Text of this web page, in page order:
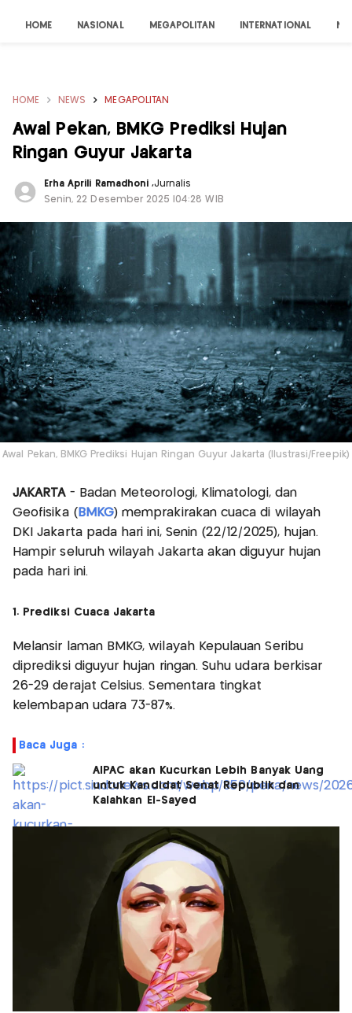
HOME NASIONAL MEGAPOLITAN INTERNATIONAL
HOME NEWS MEGAPOLITAN
Awal Pekan, BMKG Prediksi Hujan
Ringan Guyur Jakarta
Erha Aprili Ramadhoni,Jurnalis
Senin, 22 Desember 2025 |04:28 WIB
Awal Pekan, BMKG Prediksi Hujan Ringan Guyur Jakarta (Ilustrasi/Freepik)
JAKARTA- Badan Meteorologi, Klimatologi, dan
Geofisika ( BMKG) memprakirakan cuaca di wilayah
DKI Jakarta pada hari ini, Senin (22/12/2025), hujan.
Hampir seluruh wilayah Jakarta akan diguyur hujan
pada hari ini.
1. Prediksi Cuaca Jakarta
Melansir laman BMKG, wilayah Kepulauan Seribu
diprediksi diguyur hujan ringan. Suhu udara berkisar
26-29 derajat Celsius. Sementara tingkat
kelembapan udara 73-87%.
Baca Juga :
AIPAC akan Kucurkan Lebih Banyak Uang
untuk Kandidat Senat Republik dan
Kalahkan El-Sayed